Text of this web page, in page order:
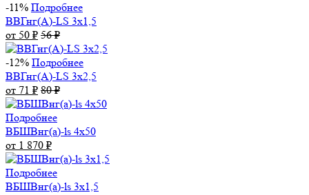
-11% Подробнее
ВВГнг(А)-LS 3х1,5
от 50 ₽ 56₽
-12% Подробнее
ВВГнг(А)-LS 3х2,5
от 71 ₽ 80₽
Подробнее
ВБШВнг(а)-ls 4x50
от 1 870 ₽
Подробнее
ВБШВнг(а)-ls 3х1,5